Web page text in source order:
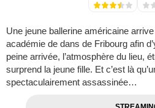
Une jeune ballerine américaine
académie de dans de Fribourg afin
peine arrivée, l’atmosphère du lieu,
surprend la jeune fille. Et c’est là
spectaculairement assassinée…